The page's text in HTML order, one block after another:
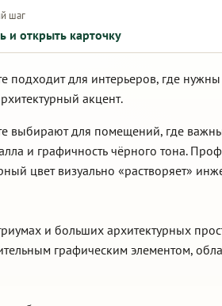
шаг
и открыть карточку
для интерьеров, где
акцент.
выбирают для помещений, где
и графичность чёрного тона.
цвет визуально «растворяет»
и больших архитектурных
графическим элементом,